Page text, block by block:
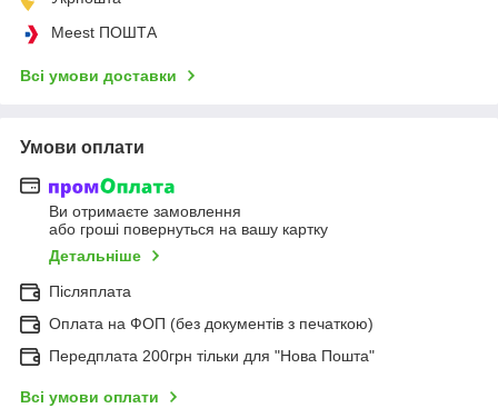
Meest ПОШТА
Всі умови доставки
Умови оплати
Ви отримаєте замовлення
або гроші повернуться на вашу картку
Детальніше
Післяплата
Оплата на ФОП (без документів з печаткою)
Передплата 200грн тільки для "Нова Пошта"
Всі умови оплати